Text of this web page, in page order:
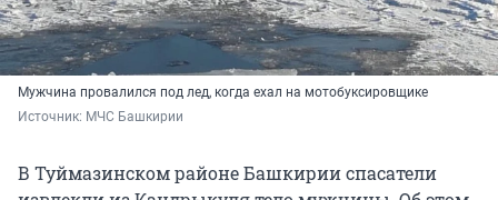
Мужчина провалился под лед, когда ехал на мотобуксировщике
Источник: МЧС Башкирии
В Туймазинском районе Башкирии спасатели